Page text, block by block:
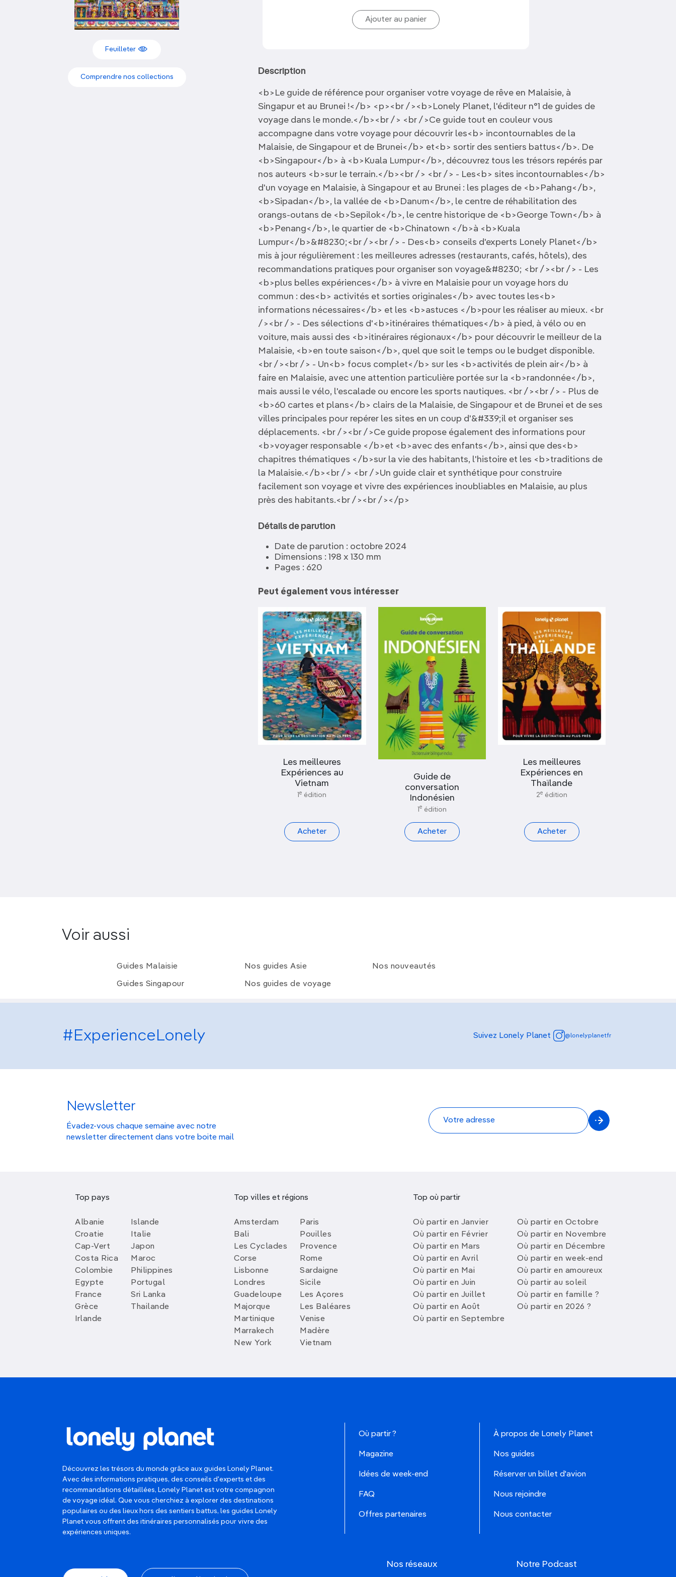
OCÉANIE
Camargue
Feuilleter
Comprendre nos collections
Description
<b>Le guide de référence pour organiser votre voyage de rêve en Malaisie, à
Singapur et au Brunei !</b> <p><br /><b>Lonely Planet, l'éditeur n°1 de guides de
voyage dans le monde.</b><br /> <br />Ce guide tout en couleur vous
accompagne dans votre voyage pour découvrir les<b> incontournables de la
Malaisie, de Singapour et de Brunei</b> et<b> sortir des sentiers battus</b>. De
<b>Singapour</b> à <b>Kuala Lumpur</b>, découvrez tous les trésors repérés par
nos auteurs <b>sur le terrain.</b><br /> <br /> - Les<b> sites incontournables</b>
d'un voyage en Malaisie, à Singapour et au Brunei : les plages de <b>Pahang</b>,
<b>Sipadan</b>, la vallée de <b>Danum</b>, le centre de réhabilitation des
orangs-outans de <b>Sepilok</b>, le centre historique de <b>George Town</b> à
<b>Penang</b>, le quartier de <b>Chinatown </b>à <b>Kuala
Lumpur</b>&#8230;<br /><br /> - Des<b> conseils d'experts Lonely Planet</b>
mis à jour régulièrement : les meilleures adresses (restaurants, cafés, hôtels), des
recommandations pratiques pour organiser son voyage&#8230; <br /><br /> - Les
<b>plus belles expériences</b> à vivre en Malaisie pour un voyage hors du
commun : des<b> activités et sorties originales</b> avec toutes les<b>
informations nécessaires</b> et les <b>astuces </b>pour les réaliser au mieux. <br
/><br /> - Des sélections d'<b>itinéraires thématiques</b> à pied, à vélo ou en
voiture, mais aussi des <b>itinéraires régionaux</b> pour découvrir le meilleur de la
Malaisie, <b>en toute saison</b>, quel que soit le temps ou le budget disponible.
<br /><br /> - Un<b> focus complet</b> sur les <b>activités de plein air</b> à
faire en Malaisie, avec une attention particulière portée sur la <b>randonnée</b>,
mais aussi le vélo, l'escalade ou encore les sports nautiques. <br /><br /> - Plus de
<b>60 cartes et plans</b> clairs de la Malaisie, de Singapour et de Brunei et de ses
villes principales pour repérer les sites en un coup d'&#339;il et organiser ses
déplacements. <br /><br />Ce guide propose également des informations pour
<b>voyager responsable </b>et <b>avec des enfants</b>, ainsi que des<b>
chapitres thématiques </b>sur la vie des habitants, l'histoire et les <b>traditions de
la Malaisie.</b><br /> <br />Un guide clair et synthétique pour construire
facilement son voyage et vivre des expériences inoubliables en Malaisie, au plus
près des habitants.<br /><br /></p>
Détails de parution
Date de parution : octobre 2024
Dimensions : 198 x 130 mm
Pages : 620
Peut également vous intéresser
Les meilleures
Expériences au
Vietnam
1e édition
Acheter
Guide de
conversation
Indonésien
1 e édition
Acheter
Les meilleures
Expériences en
Thaïlande
2e édition
Acheter
Voir aussi
Guides Malaisie
Guides Singapour
Nos guides Asie
Nos guides de voyage
Nos nouveautés
#ExperienceLonely Suivez Lonely Planet @lonelyplanetfr
Newsletter
Évadez-vous chaque semaine avec notre
newsletter directement dans votre boite mail
Top pays
Albanie
Croatie
Cap-Vert
Costa Rica
Colombie
Egypte
France
Grèce
Irlande
Islande
Italie
Japon
Maroc
Philippines
Portugal
Sri Lanka
Thailande
Top villes et régions
Amsterdam
Bali
Les Cyclades
Corse
Lisbonne
Londres
Guadeloupe
Majorque
Martinique
Marrakech
New York
Paris
Pouilles
Provence
Rome
Sardaigne
Sicile
Les Açores
Les Baléares
Venise
Madère
Vietnam
Top où partir
Où partir en Janvier
Où partir en Février
Où partir en Mars
Où partir en Avril
Où partir en Mai
Où partir en Juin
Où partir en Juillet
Où partir en Août
Où partir en Septembre
Où partir en Octobre
Où partir en Novembre
Où partir en Décembre
Où partir en week-end
Où partir en amoureux
Où partir au soleil
Où partir en famille ?
Où partir en 2026 ?
Découvrez les trésors du monde grâce aux guides Lonely Planet.
Avec des informations pratiques, des conseils d'experts et des
recommandations détaillées, Lonely Planet est votre compagnon
de voyage idéal. Que vous cherchiez à explorer des destinations
populaires ou des lieux hors des sentiers battus, les guides Lonely
Planet vous offrent des itinéraires personnalisés pour vivre des
expériences uniques.
Où partir ?
Magazine
Idées de week-end
FAQ
Offres partenaires
À propos de Lonely Planet
Nos guides
Réserver un billet d'avion
Nous rejoindre
Nous contacter
Nos réseaux Notre Podcast